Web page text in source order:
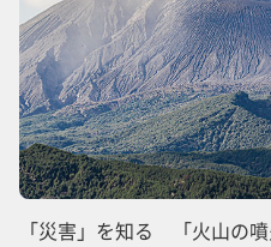
「災害」を知る 「火山の噴